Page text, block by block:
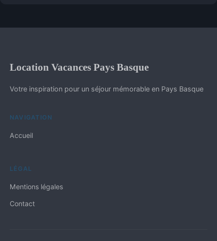
Location Vacances Pays Basque
Votre inspiration pour un séjour mémorable en Pays Basque
NAVIGATION
Accueil
LÉGAL
Mentions légales
Contact